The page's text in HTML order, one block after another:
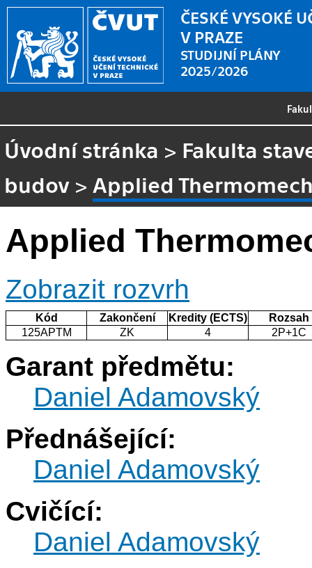
ČESKÉ VYSOKÉ
V PRAZE
STUDIJNÍ PLÁNY
2025/2026
Úvodní stránka > Fakulta
budov > Applied
Applied
Zobrazit rozvrh
Kód Zakončení Kredity (ECTS)
Rozsah
125APTM
ZK 4 2P+1C
Garant předmětu:
Daniel Adamovský
Přednášející:
Daniel Adamovský
Cvičící:
Daniel Adamovský